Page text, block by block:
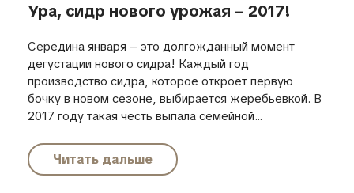
Ура, сидр нового урожая – 2017!
Середина января – это долгожданный момент
дегустации нового сидра! Каждый год
производство сидра, которое откроет первую
бочку в новом сезоне, выбирается жеребьевкой. В
2017 году такая честь выпала семейной...
Читать дальше